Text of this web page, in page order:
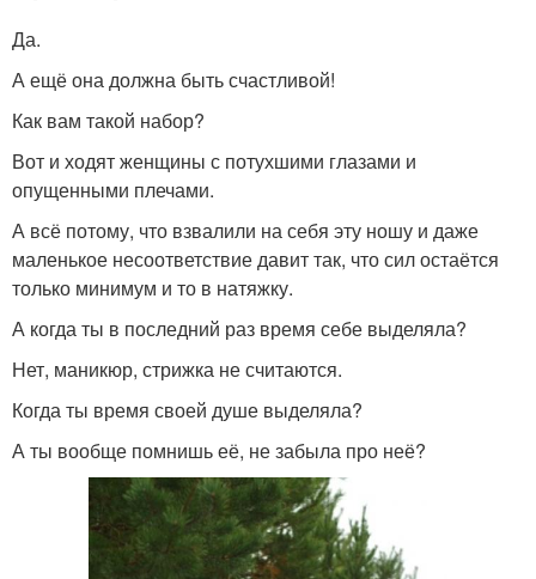
Да.
А ещё она должна быть счастливой!
Как вам такой набор?
Вот и ходят женщины с потухшими глазами и
опущенными плечами.
А всё потому, что взвалили на себя эту ношу и даже
маленькое несоответствие давит так, что сил остаётся
только минимум и то в натяжку.
А когда ты в последний раз время себе выделяла?
Нет, маникюр, стрижка не считаются.
Когда ты время своей душе выделяла?
А ты вообще помнишь её, не забыла про неё?